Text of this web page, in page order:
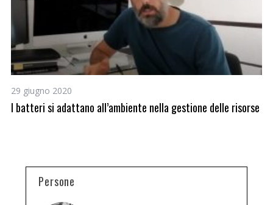
29 giugno 2020
I batteri si adattano all’ambiente nella gestione delle risorse
Persone